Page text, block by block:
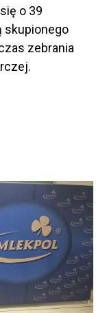
o 39
skupionego
zebrania